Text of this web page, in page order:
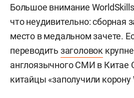
Большое внимание
что неудивительно: сборная
место в медальном зачете.
переводить заголовок
англоязычного СМИ в Китае
китайцы «заполучили корону